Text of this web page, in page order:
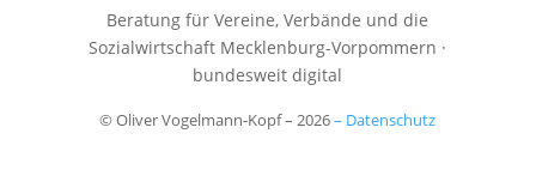
Beratung für Vereine, Verbände und die
Sozialwirtschaft Mecklenburg-Vorpommern ·
bundesweit digital
© Oliver Vogelmann-Kopf – 2026– Datenschutz